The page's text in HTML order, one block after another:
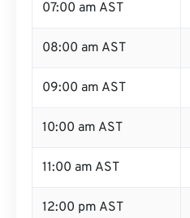
07:00 am AST
08:00 am AST
09:00 am AST
10:00 am AST
11:00 am AST
12:00 pm AST